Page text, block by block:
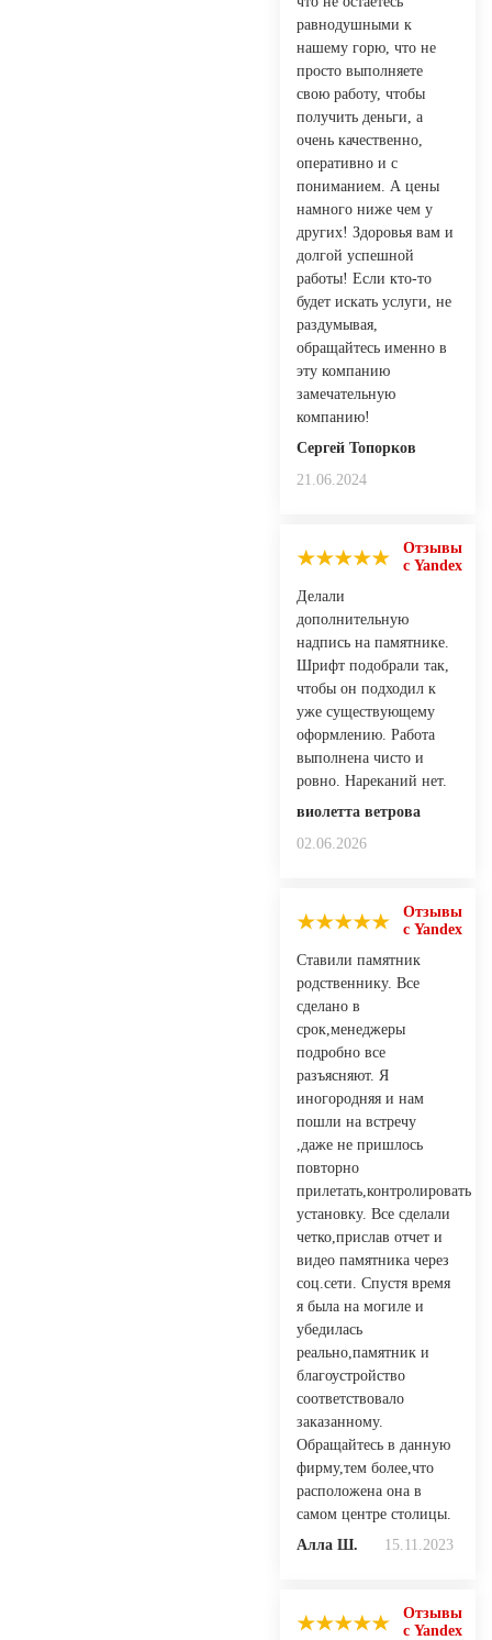
равнодушными к
нашему горю, что не
просто выполняете
свою работу, чтобы
получить деньги, а
очень качественно,
оперативно и с
пониманием. А цены
намного ниже чем у
других! Здоровья вам и
долгой успешной
работы! Если кто-то
будет искать услуги, не
раздумывая,
обращайтесь именно в
эту компанию
замечательную
компанию!
Сергей Топорков
21.06.2024
Отзывы
с Yandex
Делали
дополнительную
надпись на памятнике.
Шрифт подобрали так,
чтобы он подходил к
уже существующему
оформлению. Работа
выполнена чисто и
ровно. Нареканий нет.
виолетта ветрова
02.06.2026
Отзывы
с Yandex
Ставили памятник
родственнику. Все
сделано в
срок,менеджеры
подробно все
разъясняют. Я
иногородняя и нам
пошли на встречу
,даже не пришлось
повторно
прилетать,контролировать
установку. Все сделали
четко,прислав отчет и
видео памятника через
соц.сети. Спустя время
я была на могиле и
убедилась
реально,памятник и
благоустройство
соответствовало
заказанному.
Обращайтесь в данную
фирму,тем более,что
расположена она в
самом центре столицы.
Алла Ш.
15.11.2023
Отзывы
с Yandex